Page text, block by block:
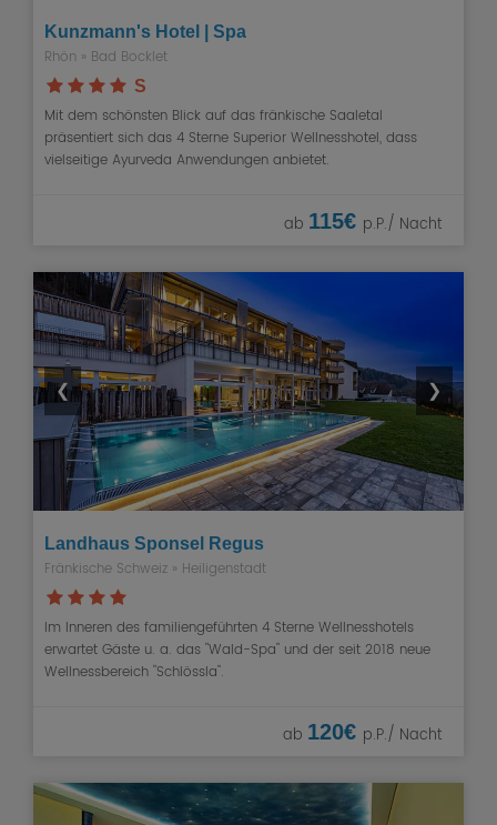
Kunzmann's Hotel | Spa
Rhön » Bad Bocklet
S
Mit dem schönsten Blick auf das fränkische Saaletal
präsentiert sich das 4 Sterne Superior Wellnesshotel, dass
vielseitige Ayurveda Anwendungen anbietet.
ab 115€ p.P./ Nacht
❮ ❯
Landhaus Sponsel Regus
Fränkische Schweiz » Heiligenstadt
Im Inneren des familiengeführten 4 Sterne Wellnesshotels
erwartet Gäste u. a. das "Wald-Spa" und der seit 2018 neue
Wellnessbereich "Schlössla".
ab 120€ p.P./ Nacht